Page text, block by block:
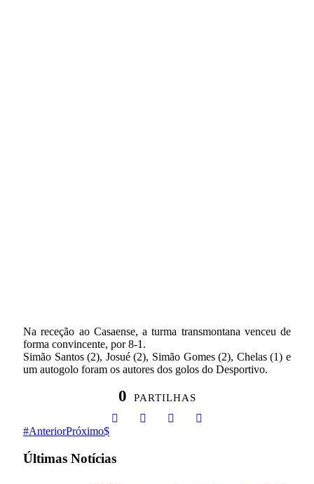
Na receção ao Casaense, a turma transmontana venceu de
forma convincente, por 8-1.
Simão Santos (2), Josué (2), Simão Gomes (2), Chelas (1) e
um autogolo foram os autores dos golos do Desportivo.
0 PARTILHAS
AnteriorPróximo
Últimas Notícias